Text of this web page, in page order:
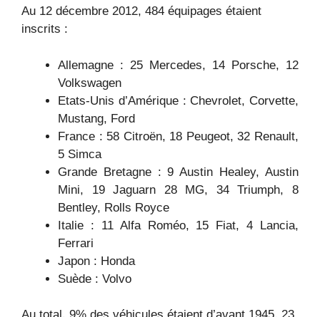
Au 12 décembre 2012, 484 équipages étaient
inscrits :
Allemagne : 25 Mercedes, 14 Porsche, 12
Volkswagen
Etats-Unis d’Amérique : Chevrolet, Corvette,
Mustang, Ford
France : 58 Citroën, 18 Peugeot, 32 Renault,
5 Simca
Grande Bretagne : 9 Austin Healey, Austin
Mini, 19 Jaguarn 28 MG, 34 Triumph, 8
Bentley, Rolls Royce
Italie : 11 Alfa Roméo, 15 Fiat, 4 Lancia,
Ferrari
Japon : Honda
Suède : Volvo